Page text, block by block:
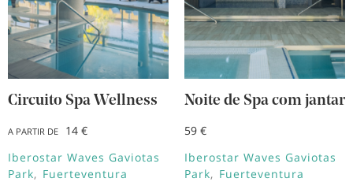
Circuito Spa Wellness
A PARTIR DE
14 €
Iberostar Waves Gaviotas
Park
Fuerteventura
Noite de Spa com jantar
59 €
Iberostar Waves Gaviotas
Park
Fuerteventura